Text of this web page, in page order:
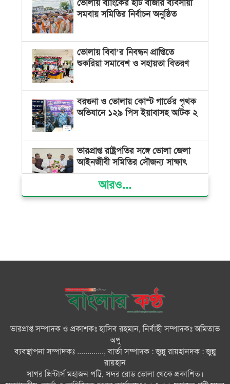
ভোলায় ব্যাংকের হাট বাজার ব্যবসায়ী
সমবায় সমিতির নির্বাচন অনুষ্ঠিত
ভোলায় বিবা’র নিবন্ধন প্রাপ্তিতে
শুকরিয়া সমাবেশ ও সহায়তা বিতরণ
বরগুনা ও ভোলায় কোস্ট গার্ডের পৃথক
অভিযানে ১২৯ পিস ইয়াবাসহ আটক ২
ভারপ্রাপ্ত রাষ্ট্রপতির সঙ্গে ভোলা জেলা
আইনজীবী সমিতির সৌজন্য সাক্ষাৎ
দৌলতখানে জমি বিরোধে পরিবারকে
বিষ দিয়ে মাছ ধরায় ৩ জেলে আটক
তজুমদ্দিনে চর মোজাম্মেলে চাঁদাবাজি
ও রাজনৈতিক চক্রান্তের অপচেষ্টার
বিরুদ্ধে সংবাদ সম্মেলন
সবার সম্মিলিত প্রচেষ্টায় সুন্দর
বাংলাদেশ গড়তে চাই: প্রধানমন্ত্রী
চিকিৎসক সমাজের পেশাগত
আরও...
ভারপ্রাপ্ত সম্পাদক ও প্রকাশকঃ হাসিব রহমান, নির্বাহী সম্পাদকঃ অমিতাভ
অপু
ব্যবস্থাপনা সম্পাদকঃ ............., বার্তা সম্পাদক : জুন্নু রায়হানদক : জুন্নু
রায়হান
সাগর প্রিন্টার্স মহাজন পট্টি, সদর রোড ভোলা থেকে প্রকাশিত।